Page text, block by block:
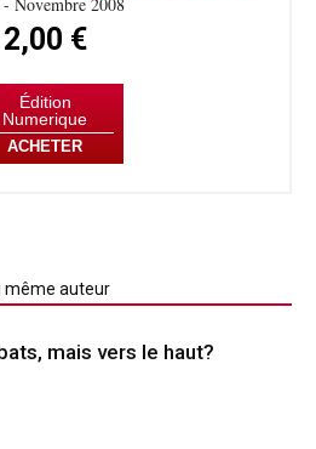
2,00 €
Édition
Numerique
ACHETER
même auteur
mais vers le haut?